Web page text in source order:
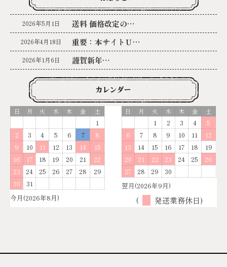
2026年5月1日 送料 価格改定の…
2026年4月18日 重要：本サイトＵ…
2026年1月6日 謹賀新年…
今月(2026年8月)
日 月 火 水 木 金 土
1
2
3 4 5 6 7
8
9
10 11 12 13 14
15
16
17 18 19 20 21
22
23
24 25 26 27 28
29
30
31 翌月(2026年9月)
日 月 火 水 木 金 土
1 2 3 4
5
6
7 8 9 10 11
12
13
14 15 16 17 18
19
20
21 22 23 24 25
26
27
28 29 30
( 発送業務休日)